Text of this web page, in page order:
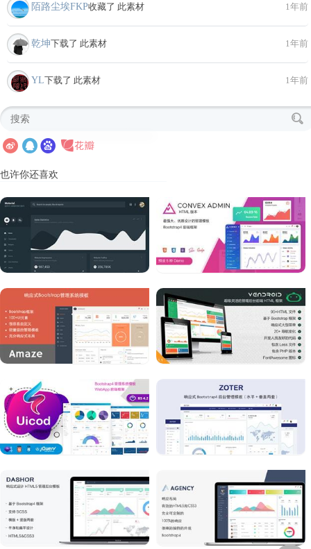
陌路尘埃FKP收藏了 此素材 1年前
乾坤下载了 此素材 1年前
YL下载了 此素材 1年前
也许你还喜欢